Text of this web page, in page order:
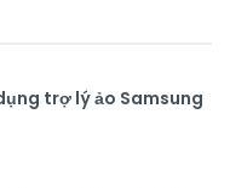
trợ lý ảo Samsung